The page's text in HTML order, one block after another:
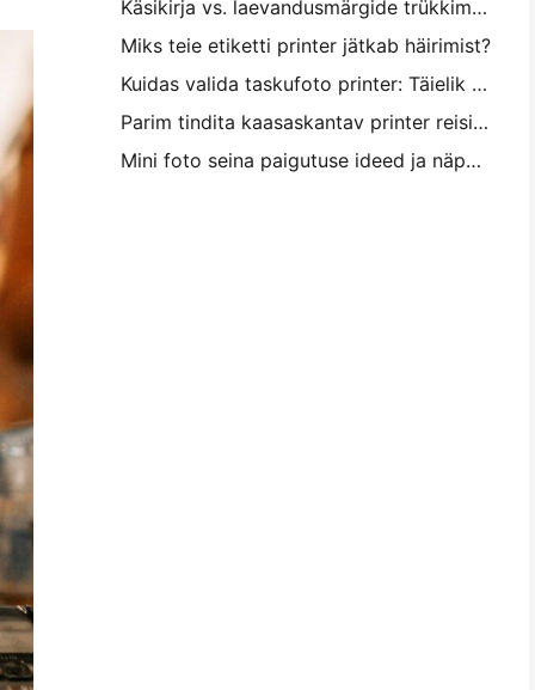
Käsikirja vs. laevandusmärgide trükkimine: näpunäited väikeettevõtetele 2026. aastal
Miks teie etiketti printer jätkab häirimist?
Kuidas valida taskufoto printer: Täielik juhend ajakirjanduse, reisimise ja iPhone'i kasutajatele
Parim tindita kaasaskantav printer reisimiseks, kooliks ja mobiiltööks: Hanin MT620 Pro ülevaade
Mini foto seina paigutuse ideed ja näpunäited magamistuba ja magamistuba kaunistamiseks